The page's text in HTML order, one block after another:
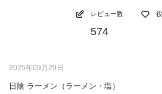
レビュー数
574
2025年09月29日
日陰 ラーメン（ラーメン・塩）